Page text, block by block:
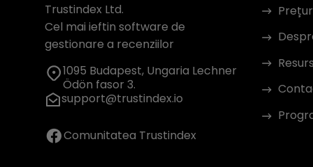
Trustindex Ltd.
Cel mai ieftin software de
gestionare a recenziilor
1095 Budapest, Ungaria Lechner
Ödön fasor 3.
support@trustindex.io
Comunitatea Trustindex